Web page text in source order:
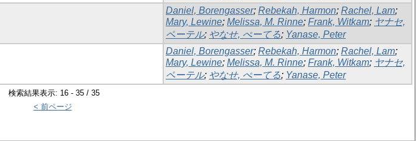
Daniel, Borengasser; Rebekah, Harmon; Rachel, Lam;
Mary, Lewine; Melissa, M. Rinne; Frank, Witkam; ヤナセ,
ペーテル; やなせ, ぺーてる; Yanase, Peter
Daniel, Borengasser; Rebekah, Harmon; Rachel, Lam;
Mary, Lewine; Melissa, M. Rinne; Frank, Witkam; ヤナセ,
ペーテル; やなせ, ぺーてる; Yanase, Peter
検索結果表示: 16 - 35 / 35
< 前ページ